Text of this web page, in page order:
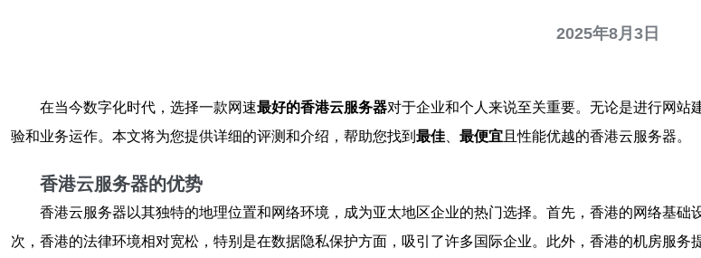
2025年8月3日
在当今数字化时代，选择一款网速最好的香港云服务器对于企业和个人来说至关重要。无论是进行网
验和业务运作。本文将为您提供详细的评测和介绍，帮助您找到 最佳 最便宜 且性能优越的香港云服务器。
香港云服务器的优势
香港云服务器以其独特的地理位置和网络环境，成为亚太地区企业的热门选择。首先，香港的网络基
次，香港的法律环境相对宽松，特别是在数据隐私保护方面，吸引了许多国际企业。此外，香港的机房服务